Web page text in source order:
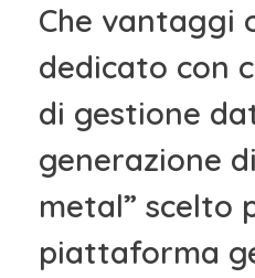
Che vantaggi
dedicato con
di gestione
generazione
metal” scelto
piattaforma